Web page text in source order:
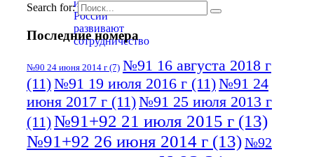
Search for:
Последние номера
№90 24 июня 2014 г (7) №91 16 августа 2018 г
(11)№91 19 июля 2016 г (11)№91 24
июня 2017 г (11)№91 25 июля 2013 г
(11)№91+92 21 июля 2015 г (13)
№91+92 26 июня 2014 г (13)№92